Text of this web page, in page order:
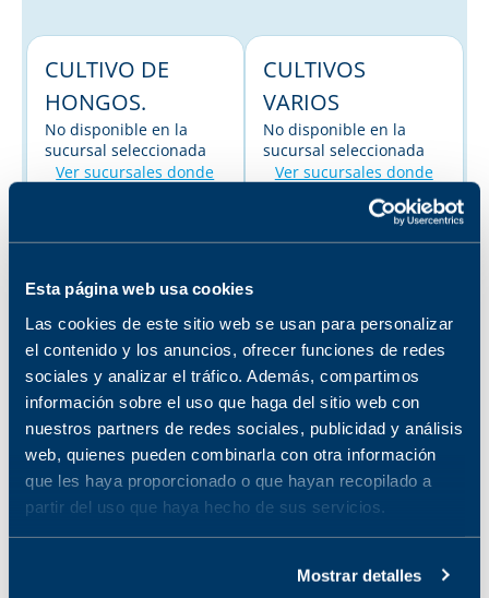
Esta página web usa cookies
Las cookies de este sitio web se usan para personalizar
el contenido y los anuncios, ofrecer funciones de redes
sociales y analizar el tráfico. Además, compartimos
información sobre el uso que haga del sitio web con
nuestros partners de redes sociales, publicidad y análisis
web, quienes pueden combinarla con otra información
que les haya proporcionado o que hayan recopilado a
partir del uso que haya hecho de sus servicios.
Mostrar detalles
CULTIVO DE
HONGOS.
No disponible en la
sucursal seleccionada
Ver sucursales donde
CULTIVOS
VARIOS
No disponible en la
sucursal seleccionada
Ver sucursales donde
está disponible
MYCOBACTERIU
M ^
No disponible en la
sucursal seleccionada
Ver sucursales donde
está disponible
No disponible en la
sucursal seleccionada
Ver sucursales donde
está disponible
Cultivo de
exudado faríngeo
No disponible en la
está disponible